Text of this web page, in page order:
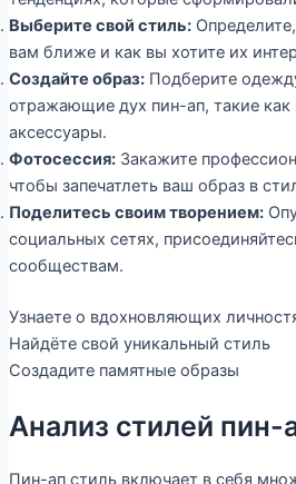
Выберите свой стиль:
вам ближе и как вы хотите их
Создайте образ:Подберите
отражающие дух пин-ап, такие как
аксессуары.
Фотосессия:Закажите
чтобы запечатлеть ваш образ в
Поделитесь своим творением:
социальных сетях,
сообществам.
Узнаете о вдохновляющих
Найдёте свой уникальный стиль
Создадите памятные образы
Анализ стилей пин-
Пин-ап стиль включает в себя